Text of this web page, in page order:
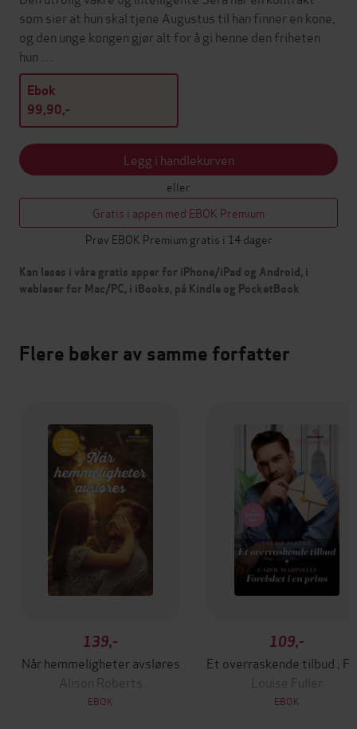
som sier at hun skal tjene Augustus til han finner en kone,
og den unge kongen gjør alt for å gi henne den friheten
hun …
Ebok
99,90,-
Legg i handlekurven
eller
Gratis i appen med EBOK Premium
Prøv EBOK Premium gratis i 14 dager
Kan leses i våre gratis apper for iPhone/iPad og Android, i
webleser for Mac/PC, i iBooks, på Kindle og PocketBook
Flere bøker av samme forfatter
139,-
Når hemmeligheter avsløres
Alison Roberts
EBOK
109,-
Louise Fuller
EBOK